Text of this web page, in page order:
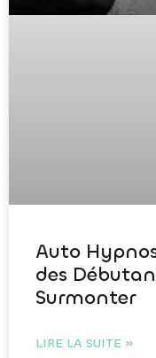
Auto
des
Surmonter
LIRE LA SUITE »